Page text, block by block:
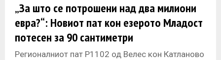
„За што се потрошени над два милиони
евра?“: Новиот пат кон езерото Младост
потесен за 90 сантиметри
Регионалниот пат Р1102 од Велес кон Катланово